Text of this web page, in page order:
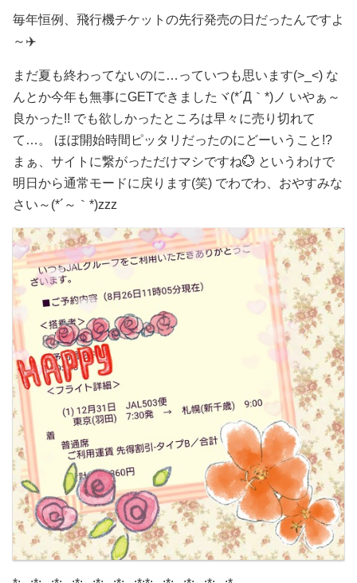
毎年恒例、飛行機チケットの先行発売の日だったんですよ
～✈️
まだ夏も終わってないのに…っていつも思います(>_<) な
んとか今年も無事にGETできましたヾ(*´Д｀*)ノ いやぁ～
良かった!! でも欲しかったところは早々に売り切れて
て…。 ほぼ開始時間ピッタリだったのにどーいうこと!?
まぁ、サイトに繋がっただけマシですね💮 というわけで
明日から通常モードに戻ります(笑) でわでわ、おやすみな
さい～(*´～｀*)zzz